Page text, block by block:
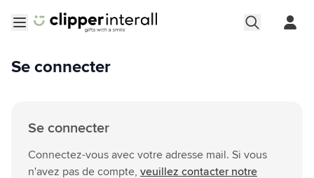
Se connecter
Se connecter
Connectez-vous avec votre adresse mail. Si vous
n'avez pas de compte, veuillez contacter notre